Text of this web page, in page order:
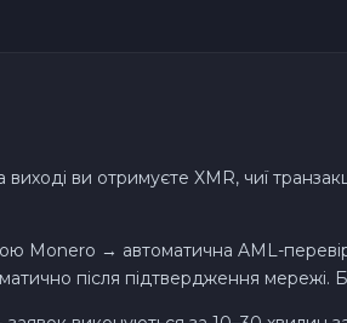
Gram (Toncoin) GRAM
Official Trump TRUMP
Arbitrum ARB
ви отримуєте XMR, чиї
Monero → автоматична AML-
після підтвердження мережі.